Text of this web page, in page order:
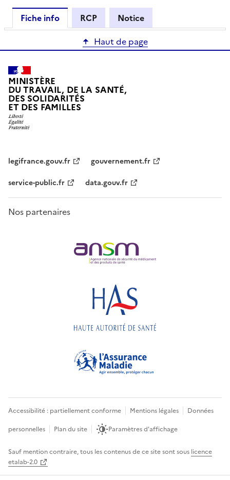
Fiche info RCP
Notice
Haut de page
MINISTÈRE
DU TRAVAIL, DE LA SANTÉ,
DES SOLIDARITÉS
ET DES FAMILLES
legifrance.gouv.fr
gouvernement.fr
service-public.fr
data.gouv.fr
Nos partenaires
Accessibilité : partiellement conforme Mentions légales
Données
personnelles
Plan du site Paramètres d'affichage
Sauf mention contraire, tous les contenus de ce site sont sous licence
etalab-2.0